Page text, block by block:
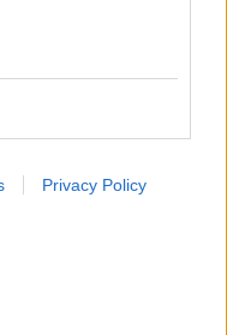
Privacy Policy
γονίδια που
καρκίνου